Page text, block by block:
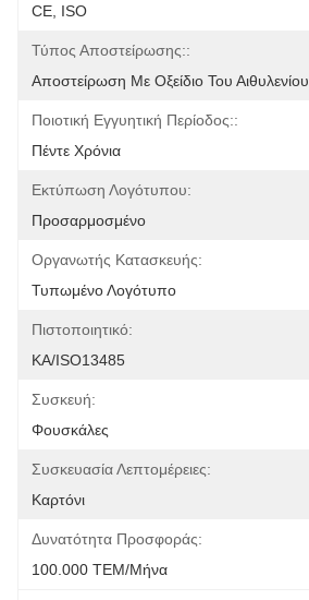
CE, ISO
Τύπος Αποστείρωσης::
Αποστείρωση Με Οξείδιο Του Αιθυλενίου
Ποιοτική Εγγυητική Περίοδος::
Πέντε Χρόνια
Εκτύπωση Λογότυπου:
Προσαρμοσμένο
Οργανωτής Κατασκευής:
Τυπωμένο Λογότυπο
Πιστοποιητικό:
ΚΑ/ISO13485
Συσκευή:
Φουσκάλες
Συσκευασία Λεπτομέρειες:
Καρτόνι
Δυνατότητα Προσφοράς:
100.000 ΤΕΜ/Μήνα